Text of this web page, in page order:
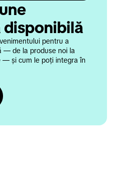
pentru a
— de la produse noi la
— și cum le poți integra în